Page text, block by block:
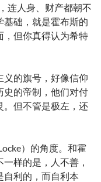
连人身、财产都朝不
础，就是霍布斯的
，但你真得认为希特
的旗号，好像信仰
史的帝制，他们对付
。但不管是极左，还
）的角度。和霍
样的是，人不善，
自利的，而自利本